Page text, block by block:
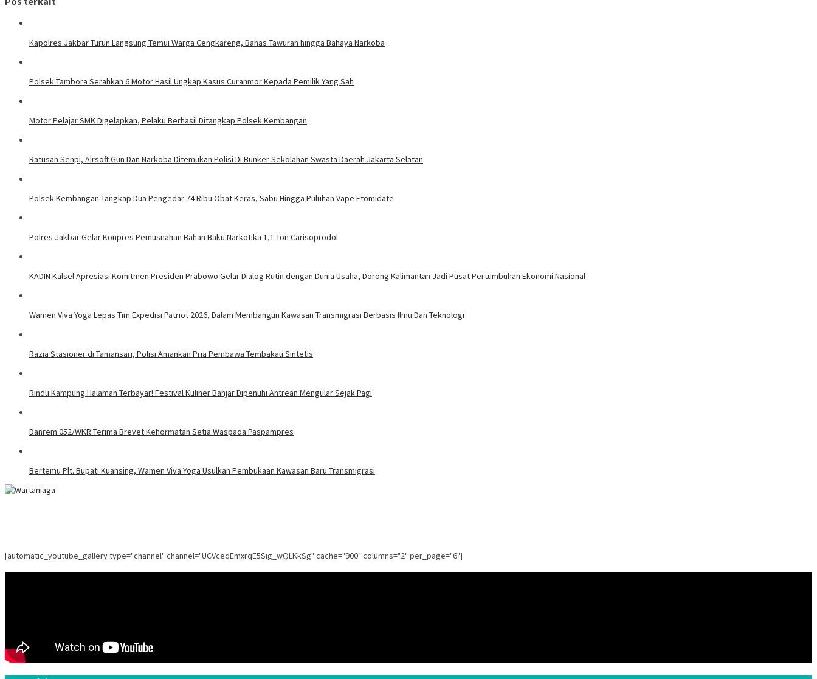
Kapolres Jakbar Turun Langsung Temui Warga Cengkareng, Bahas Tawuran hingga Bahaya Narkoba
Polsek Tambora Serahkan 6 Motor Hasil Ungkap Kasus Curanmor Kepada Pemilik Yang Sah
Motor Pelajar SMK Digelapkan, Pelaku Berhasil Ditangkap Polsek Kembangan
Ratusan Senpi, Airsoft Gun Dan Narkoba Ditemukan Polisi Di Bunker Sekolahan Swasta Daerah Jakarta Selatan
Polsek Kembangan Tangkap Dua Pengedar 74 Ribu Obat Keras, Sabu Hingga Puluhan Vape Etomidate
Polres Jakbar Gelar Konpres Pemusnahan Bahan Baku Narkotika 1,1 Ton Carisoprodol
KADIN Kalsel Apresiasi Komitmen Presiden Prabowo Gelar Dialog Rutin dengan Dunia Usaha, Dorong Kalimantan Jadi Pusat Pertumbuhan Ekonomi Nasional
Wamen Viva Yoga Lepas Tim Expedisi Patriot 2026, Dalam Membangun Kawasan Transmigrasi Berbasis Ilmu Dan Teknologi
Razia Stasioner di Tamansari, Polisi Amankan Pria Pembawa Tembakau Sintetis
Rindu Kampung Halaman Terbayar! Festival Kuliner Banjar Dipenuhi Antrean Mengular Sejak Pagi
Danrem 052/WKR Terima Brevet Kehormatan Setia Waspada Paspampres
Bertemu Plt. Bupati Kuansing, Wamen Viva Yoga Usulkan Pembukaan Kawasan Baru Transmigrasi
[automatic_youtube_gallery type="channel" channel="UCVceqEmxrqE5Sig_wQLKkSg" cache="900" columns="2" per_page="6"]